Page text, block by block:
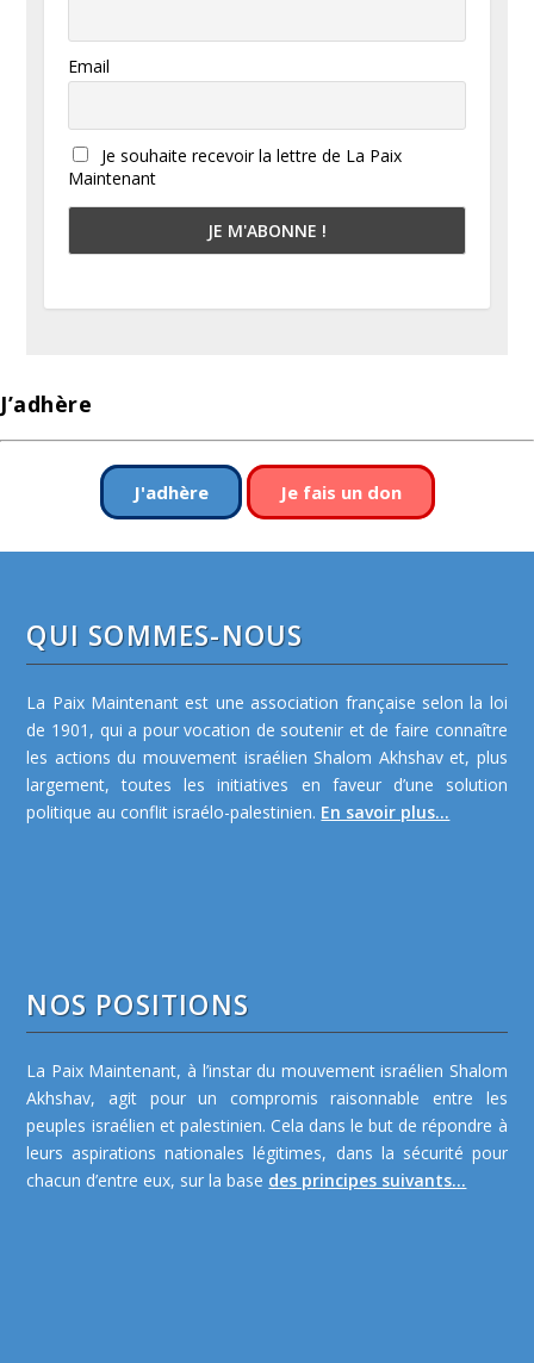
Email
Je souhaite recevoir la lettre de La Paix
Maintenant
J’adhère
J'adhère Je fais un don
QUI SOMMES-NOUS
La Paix Maintenant est une association française selon la loi
de 1901, qui a pour vocation de soutenir et de faire connaître
les actions du mouvement israélien Shalom Akhshav et, plus
largement, toutes les initiatives en faveur d’une solution
politique au conflit israélo-palestinien. En savoir plus...
NOS POSITIONS
La Paix Maintenant, à l’instar du mouvement israélien Shalom
Akhshav, agit pour un compromis raisonnable entre les
peuples israélien et palestinien. Cela dans le but de répondre à
leurs aspirations nationales légitimes, dans la sécurité pour
chacun d’entre eux, sur la base des principes suivants...